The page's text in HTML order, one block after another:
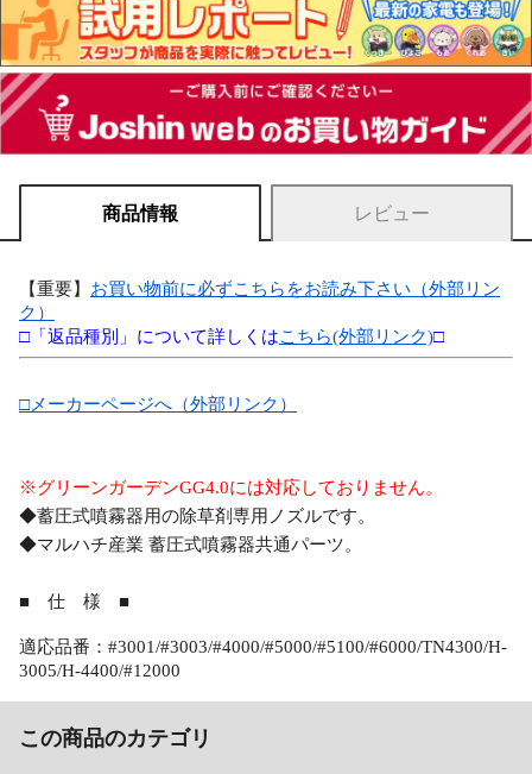
商品情報 レビュー
【重要】 お買い物前に必ずこちらをお読み下さい（外部リン
ク）
□「返品種別」について詳しくはこちら(外部リンク)□
□メーカーページへ（外部リンク）
※グリーンガーデンGG4.0には対応しておりません。
◆蓄圧式噴霧器用の除草剤専用ノズルです。
◆マルハチ産業 蓄圧式噴霧器共通パーツ。
■ 仕 様 ■
適応品番：#3001/#3003/#4000/#5000/#5100/#6000/TN4300/H-
3005/H-4400/#12000
この商品のカテゴリ